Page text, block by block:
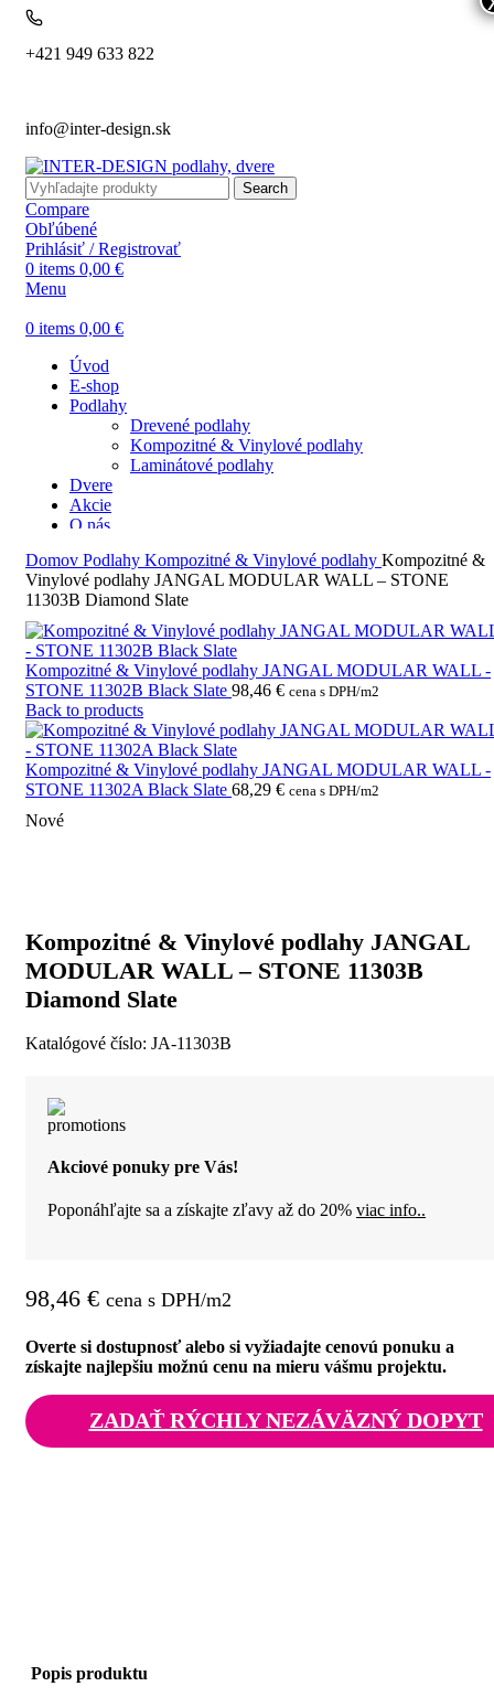
+421 949 633 822
info@inter-design.sk
Search
Compare
Obľúbené
Prihlásiť / Registrovať
0 items 0,00 €
Menu
0 items 0,00 €
Úvod
E-shop
Podlahy
Drevené podlahy
Kompozitné & Vinylové podlahy
Laminátové podlahy
Dvere
Akcie
O nás
Domov Podlahy Kompozitné & Vinylové podlahy Kompozitné &
Vinylové podlahy JANGAL MODULAR WALL – STONE
11303B Diamond Slate
Kompozitné & Vinylové podlahy JANGAL MODULAR WALL -
STONE 11302B Black Slate 98,46 € cena s DPH/m2
Back to products
Kompozitné & Vinylové podlahy JANGAL MODULAR WALL -
STONE 11302A Black Slate 68,29 € cena s DPH/m2
Nové
Kompozitné & Vinylové podlahy JANGAL
MODULAR WALL – STONE 11303B
Diamond Slate
Katalógové číslo: JA-11303B
Akciové ponuky pre Vás!
Poponáhľajte sa a získajte zľavy až do 20% viac info..
98,46 € cena s DPH/m2
Overte si dostupnosť alebo si vyžiadajte cenovú ponuku a
získajte najlepšiu možnú cenu na mieru vášmu projektu.
ZADAŤ RÝCHLY NEZÁVÄZNÝ DOPYT
Popis produktu